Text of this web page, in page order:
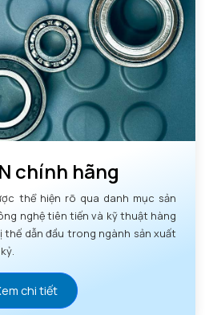
chính hãng
thể hiện rõ qua danh mục sản
nghệ tiên tiến và kỹ thuật hàng
thế dẫn đầu trong ngành sản xuất
chi tiết